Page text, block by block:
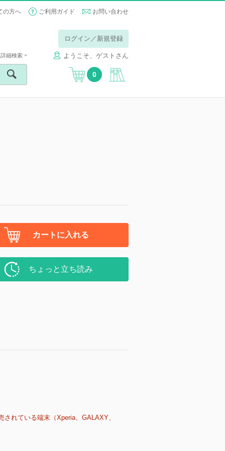
の方へ ご利用ガイド お問い合わせ
ログイン／新規登録
ようこそ、ゲストさん
詳細検索
0
カートに入れる
ちょっと立ち読み
れている端末（Xperia、GALAXY、